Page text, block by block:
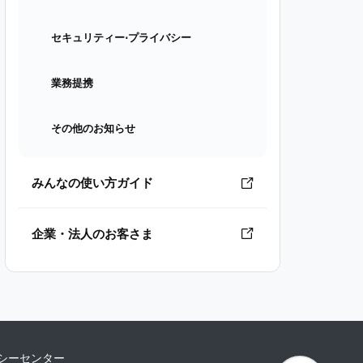
セキュリティー⋅プライバシー
業務提携
その他のお知らせ
みんなの使い方ガイド
企業・法人のお客さま
ーセンター